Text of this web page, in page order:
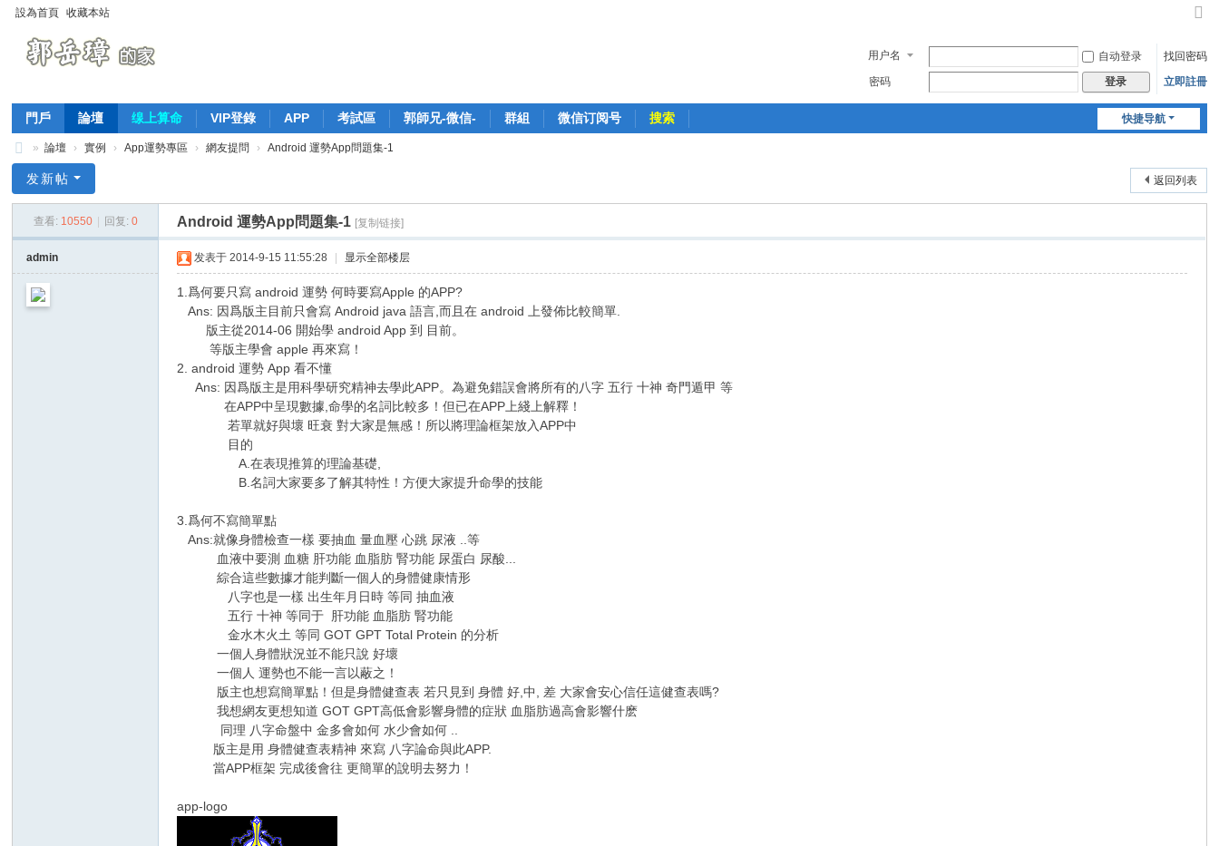
設為首頁 收藏本站
到
窄
用户名 自动登录
找回密码
密码
登录 立即註冊
快捷导航
門戶 論壇 缐上算命 VIP登錄 APP 考試區 郭師兄-微信- 群組 微信订阅号 搜索
法
宗
郭
» 論壇 › 實例 › App運勢專區 › 網友提問 › Android 運勢App問題集-1
返回列表
发新帖
查看: 10550 回复: 0 Android 運勢App問題集-1 [复制链接]
admin 发表于 2014-9-15 11:55:28 显示全部楼层
1.爲何要只寫 android 運勢 何時要寫Apple 的APP?
Ans: 因爲版主目前只會寫 Android java 語言,而且在 android 上發佈比較簡單.
版主從2014-06 開始學 android App 到 目前。
等版主學會 apple 再來寫！
2. android 運勢 App 看不懂
Ans: 因爲版主是用科學研究精神去學此APP。為避免錯誤會將所有的八字 五行 十神 奇門遁甲 等
在APP中呈現數據,命學的名詞比較多！但已在APP上綫上解釋！
若單就好與壞 旺衰 對大家是無感！所以將理論框架放入APP中
目的
A.在表現推算的理論基礎,
B.名詞大家要多了解其特性！方便大家提升命學的技能
3.爲何不寫簡單點
Ans:就像身體檢查一樣 要抽血 量血壓 心跳 尿液 ..等
血液中要測 血糖 肝功能 血脂肪 腎功能 尿蛋白 尿酸...
綜合這些數據才能判斷一個人的身體健康情形
八字也是一樣 出生年月日時 等同 抽血液
五行 十神 等同于 肝功能 血脂肪 腎功能
金水木火土 等同 GOT GPT Total Protein 的分析
一個人身體狀況並不能只說 好壞
一個人 運勢也不能一言以蔽之！
版主也想寫簡單點！但是身體健查表 若只見到 身體 好,中, 差 大家會安心信任這健查表嗎?
我想網友更想知道 GOT GPT高低會影響身體的症狀 血脂肪過高會影響什麽
同理 八字命盤中 金多會如何 水少會如何 ..
版主是用 身體健查表精神 來寫 八字論命與此APP.
當APP框架 完成後會往 更簡單的說明去努力！
app-logo